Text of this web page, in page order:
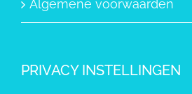
Algemene voorwaarden
PRIVACY INSTELLINGEN